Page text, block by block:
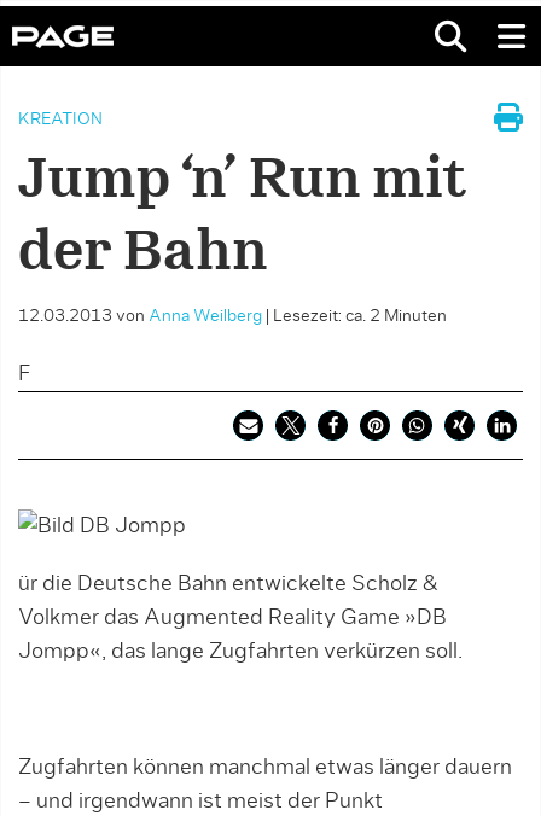
KREATION
Jump ‘n’ Run mit
der Bahn
12.03.2013 von Anna Weilberg Lesezeit: ca. 2 Minuten
F
ür die Deutsche Bahn entwickelte Scholz &
Volkmer das Augmented Reality Game »DB
Jompp«, das lange Zugfahrten verkürzen soll.
Zugfahrten können manchmal etwas länger dauern
– und irgendwann ist meist der Punkt